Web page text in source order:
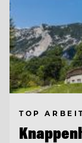
TOP